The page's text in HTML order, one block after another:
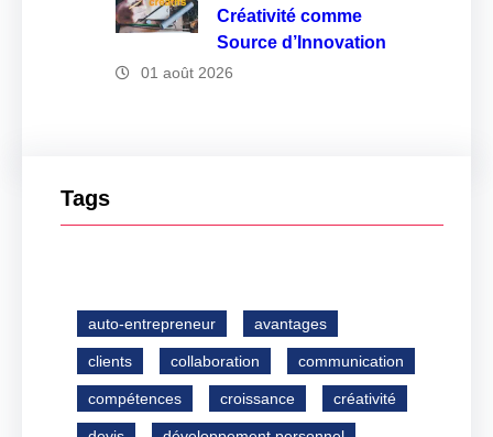
Créativité comme
Source d’Innovation
01 août 2026
Tags
auto-entrepreneur avantages
clients collaboration communication
compétences croissance créativité